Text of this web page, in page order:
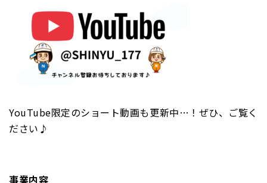
YouTube限定のショート動画も更新中…！ぜひ、ご覧く
ださい♪
事業内容